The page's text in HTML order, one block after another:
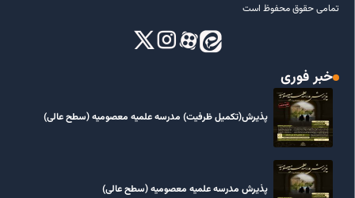
تمامی حقوق محفوظ است
خبر فوری
پذیرش(تکمیل ظرفیت) مدرسه علمیه معصومیه‌ (سطح عالی)
پذیرش مدرسه علمیه معصومیه‌ (سطح عالی)